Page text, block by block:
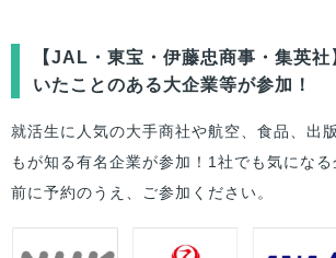
【JAL・東宝・伊藤忠商事・集英
いたことのある大企業等が参加！
就活生に人気の大手商社や航空、食品、出
もが知る有名企業が参加！1社でも気にな
前に予約のうえ、ご参加ください。